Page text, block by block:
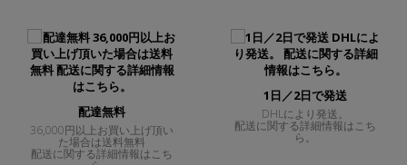
配達無料
36,000円以上お買い上げ頂い
た場合は送料無料
配送に関する詳細情報はこち
1日／2日で発送
DHLにより発送。
配送に関する詳細情報はこち
ら。